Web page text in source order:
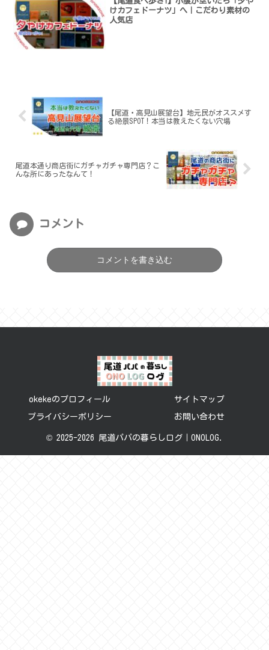
けカフェドーナツ」へ｜こだわり素材の
人気店
【尾道・高見山展望台】地元民がオススメす
る絶景SPOT！本当は教えたくない穴場
尾道本通り商店街にガチャガチャ専門店？こ
んな所にあったなんて！
コメント
コメントを書き込む
okekeのプロフィール サイトマップ
プライバシーポリシー お問い合わせ
© 2025-2026 尾道パパの暮らしログ｜ONOLOG.